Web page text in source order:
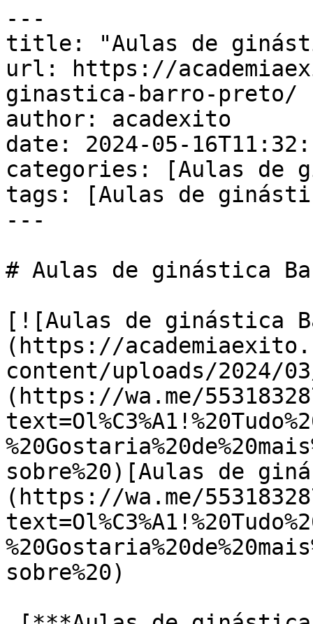
---
title: "Aulas de
url: https://
ginastica-barro-preto/
author: acadexito
date: 2024-05-
categories: [Aulas de
tags: [Aulas de
---
# Aulas de ginástica
[![Aulas de ginástica
(https://
content/uploads/2024/
(https://wa.me/
sobre%20)[Aulas de
(https://wa.me/
sobre%20)